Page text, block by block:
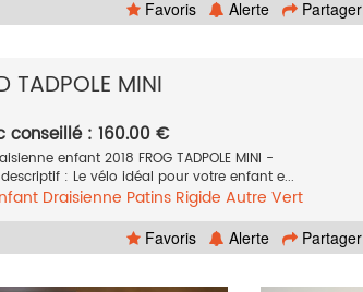
Favoris Alerte Partager
TADPOLE MINI
conseillé : 160.00 €
enfant 2018 FROG TADPOLE MINI -
: Le vélo idéal pour votre enfant e...
Draisienne Patins Rigide Autre Vert
Favoris Alerte Partager